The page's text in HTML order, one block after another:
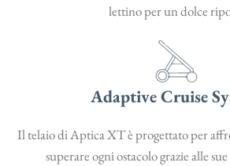
lettino per un dolce
Adaptive Cruise
Il telaio di Aptica XT è progettato per
superare ogni ostacolo grazie alle